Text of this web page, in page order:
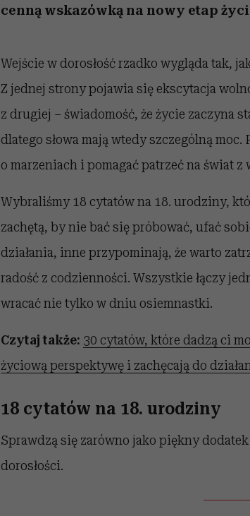
cenną wskazówką na nowy etap
Wejście w dorosłość rzadko wygląda tak,
Z jednej strony pojawia się ekscytacja
z drugiej – świadomość, że życie zaczyna
dlatego słowa mają wtedy szczególną
o marzeniach i pomagać patrzeć na świat z
Wybraliśmy 18 cytatów na 18. urodziny,
zachętą, by nie bać się próbować, ufać
działania, inne przypominają, że warto
radość z codzienności. Wszystkie łączy
wracać nie tylko w dniu osiemnastki.
Czytaj także: 30 cytatów, które dadzą ci
życiową perspektywę i zachęcają do
18 cytatów na 18. urodziny
Sprawdzą się zarówno jako piękny
dorosłości.